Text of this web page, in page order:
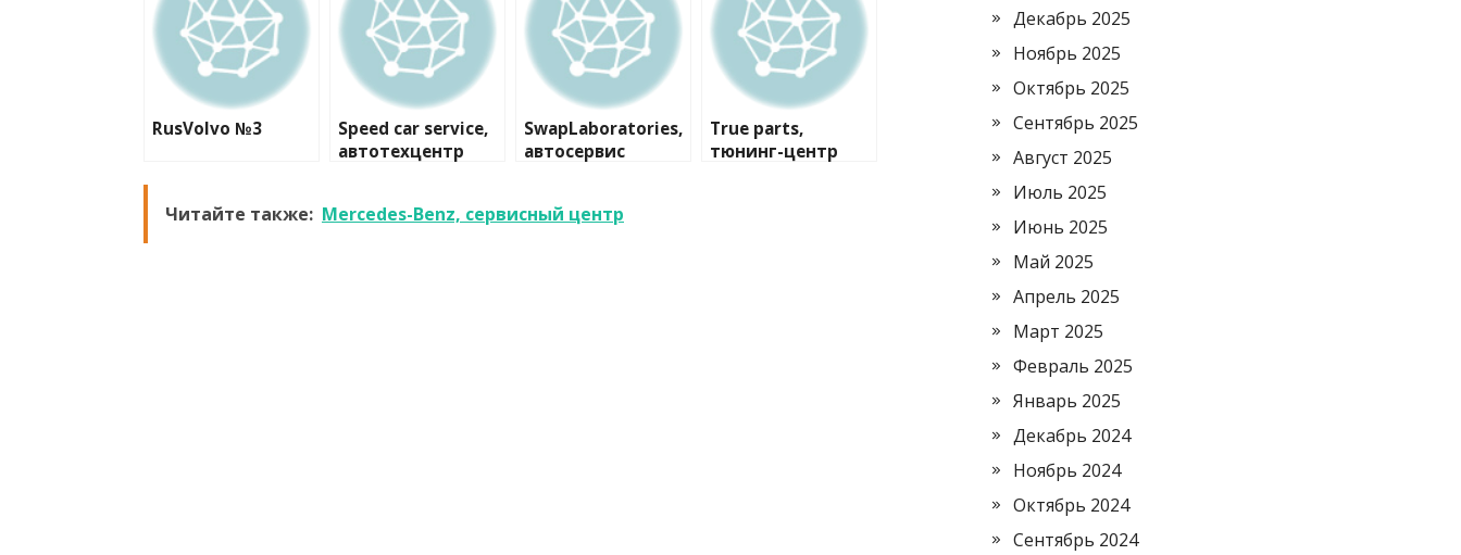
RusVolvo №3
Speed car service,
автотехцентр
SwapLaboratories,
автосервис
True parts,
тюнинг-центр
Читайте также: Mercedes-Benz, сервисный центр
Декабрь 2025
Ноябрь 2025
Октябрь 2025
Сентябрь 2025
Август 2025
Июль 2025
Июнь 2025
Май 2025
Апрель 2025
Март 2025
Февраль 2025
Январь 2025
Декабрь 2024
Ноябрь 2024
Октябрь 2024
Сентябрь 2024